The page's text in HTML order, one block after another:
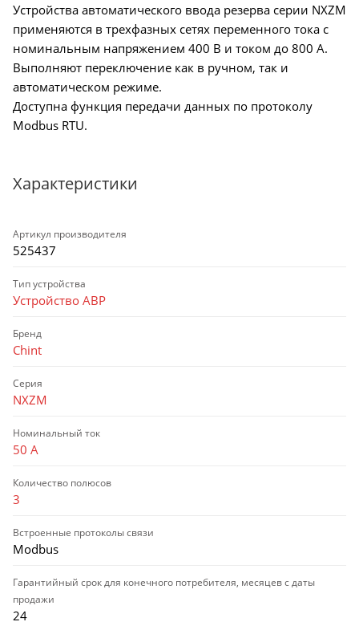
Устройства автоматического ввода резерва серии NXZM
применяются в трехфазных сетях переменного тока с
номинальным напряжением 400 В и током до 800 А.
Выполняют переключение как в ручном, так и
автоматическом режиме.
Доступна функция передачи данных по протоколу
Modbus RTU.
Характеристики
Артикул производителя
525437
Тип устройства
Устройство АВР
Бренд
Chint
Серия
NXZM
Номинальный ток
50 А
Количество полюсов
3
Встроенные протоколы связи
Modbus
Гарантийный срок для конечного потребителя, месяцев с даты
продажи
24